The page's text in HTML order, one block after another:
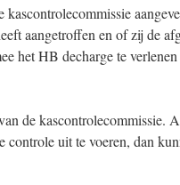
aangetroffen en of zij de
het HB decharge te
de kascontrolecommissie.
controle uit te voeren, dan